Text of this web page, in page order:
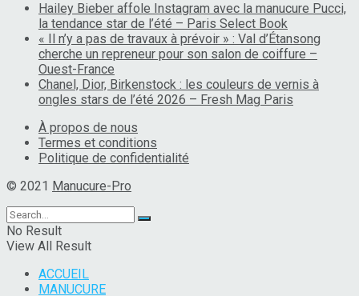
Hailey Bieber affole Instagram avec la manucure Pucci,
la tendance star de l’été – Paris Select Book
« Il n’y a pas de travaux à prévoir » : Val d’Étansong
cherche un repreneur pour son salon de coiffure –
Ouest-France
Chanel, Dior, Birkenstock : les couleurs de vernis à
ongles stars de l’été 2026 – Fresh Mag Paris
À propos de nous
Termes et conditions
Politique de confidentialité
© 2021 Manucure-Pro
No Result
View All Result
ACCUEIL
MANUCURE